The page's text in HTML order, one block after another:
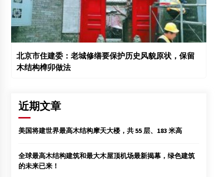
北京市住建委：老城修缮要保护历史风貌原状，保留
木结构榫卯做法
近期文章
美国将建世界最高木结构摩天大楼，共 55 层、183 米高
全球最高木结构建筑和最大木屋顶机场最新揭幕，绿色建筑
的未来已来！